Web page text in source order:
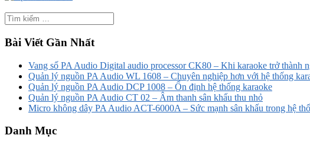
Bài Viết Gần Nhất
Vang số PA Audio Digital audio processor CK80 – Khi karaoke trở thành
Quản lý nguồn PA Audio WL 1608 – Chuyên nghiệp hơn với hệ thống
Quản lý nguồn PA Audio DCP 1008 – Ổn định hệ thống karaoke
Quản lý nguồn PA Audio CT 02 – Âm thanh sân khấu thu nhỏ
Micro không dây PA Audio ACT-6000A – Sức mạnh sân khấu trong hệ
Danh Mục